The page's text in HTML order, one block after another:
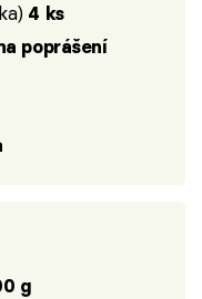
4 ks
poprášení
g